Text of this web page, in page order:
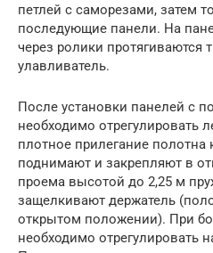
петлей с саморезами, затем
последующие панели. На
через ролики протягиваются
улавливатель.
После установки панелей с
необходимо отрегулировать
плотное прилегание полотна
поднимают и закрепляют в
проема высотой до 2,25 м
защелкивают держатель
открытом положении). При
необходимо отрегулировать